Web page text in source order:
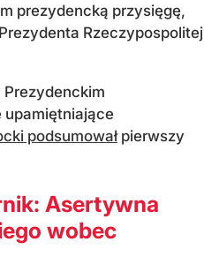
prezydencką przysięgę,
Rzeczypospolitej
Prezydenckim
upamiętniające
podsumowałpierwszy
Asertywna
wobec